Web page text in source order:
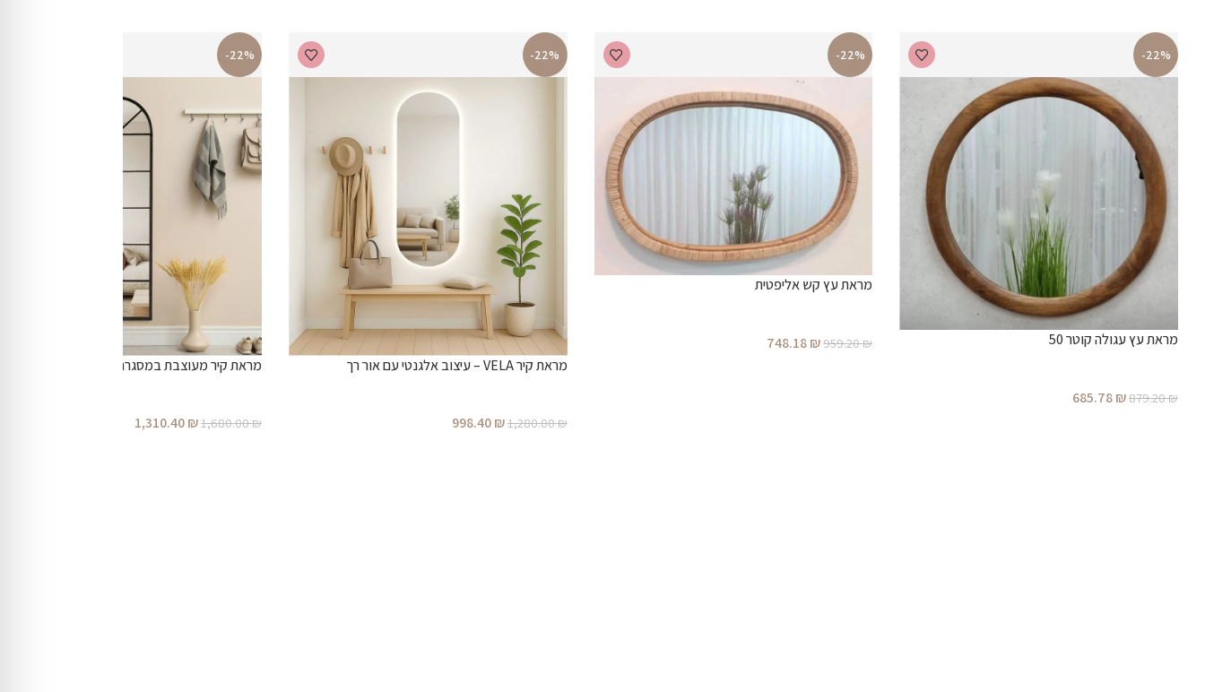
-22%
מראת עץ עגולה קוטר 50
879.20₪
685.78₪
-22%
מראת עץ קש אליפטית
959.20₪
748.18₪
-22%
מראת קיר VELA – עיצוב אלגנטי עם אור רך
1,280.00₪
998.40₪
-22%
מראת קיר מעוצבת במסגרת מתכת חלון בצבע
1,680.00₪
1,310.40₪